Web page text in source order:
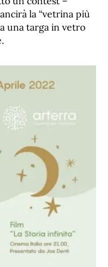
la “vetrina più
una targa in vetro